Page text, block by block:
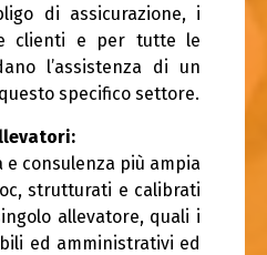
di assicurazione, i
clienti e per tutte le
l’assistenza di un
specifico settore.
e consulenza più ampia
strutturati e calibrati
allevatore, quali i
ed amministrativi ed